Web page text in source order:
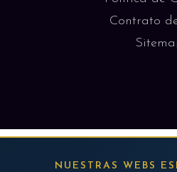
Contrato
NUESTRAS WEBS